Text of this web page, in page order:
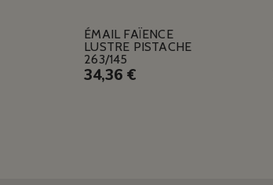
ÉMAIL FAÏENCE
LUSTRE PISTACHE
263/145
34,36 €